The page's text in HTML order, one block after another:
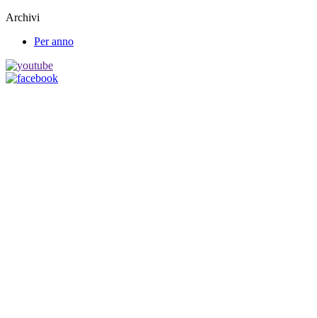
Archivi
Per anno